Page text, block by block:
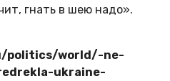
гнать в шею надо».
politics/world/-ne-
ukraine-